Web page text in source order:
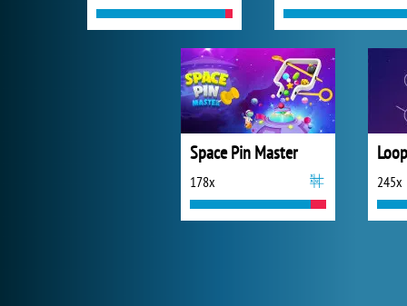
Space Pin Master
178x 245x